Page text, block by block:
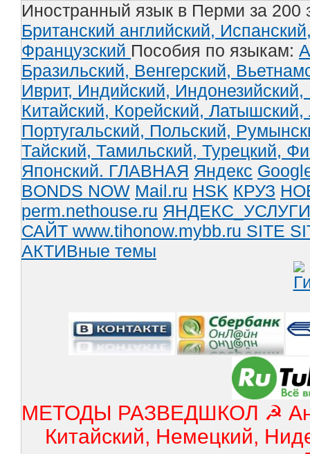
Иностранный язык в Перми за 200
Британский английский,
Французский Пособия по языкам:
Бразильский, Венгерский,
Иврит, Индийский, Индонезийский,
Китайский, Корейский, Латышский,
Португальский, Польский,
Тайский, Тамильский, Турецкий,
Японский. ГЛАВНАЯ Яндекс
BONDS NOW Mail.ru HSK КРУЗ
perm.nethouse.ru ЯНДЕКС_УСЛУГИ
САЙТ www.tihonow.mybb.ru SITE
АКТИВные темы
МЕТОДЫ РАЗВЕДШКОЛ ☭
Китайский, Немецкий,